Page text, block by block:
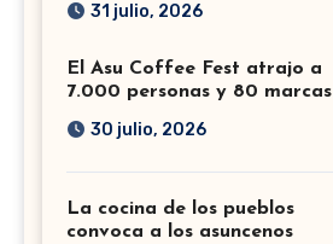
31 julio, 2026
El Asu Coffee Fest atrajo a
7.000 personas y 80 marcas
30 julio, 2026
La cocina de los pueblos
convoca a los asuncenos